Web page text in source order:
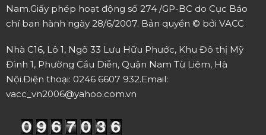
Nam.Giấy phép hoạt động số 274 /GP-BC do Cục Báo
chí ban hành ngày 28/6/2007. Bản quyền © bởi VACC
Nhà C16, Lô 1, Ngõ 33 Lưu Hữu Phước, Khu Đô thị Mỹ
Đình 1, Phường Cầu Diễn, Quận Nam Từ Liêm, Hà
Nội.Điện thoại: 0246 6607 932.Email:
vacc_vn2006@yahoo.com.vn